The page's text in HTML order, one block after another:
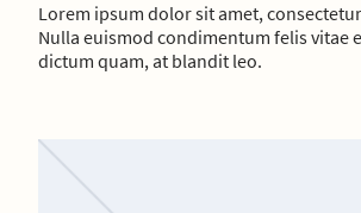
Lorem ipsum dolor sit amet,
Nulla euismod condimentum felis vitae
dictum quam, at blandit leo.